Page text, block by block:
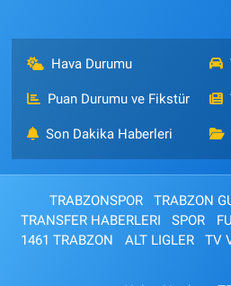
Hava Durumu
Puan Durumu ve Fikstür
Son Dakika Haberleri
TRABZONSPOR TRABZON
TRANSFER HABERLERI
SPOR
1461 TRABZON
ALT LIGLER TV